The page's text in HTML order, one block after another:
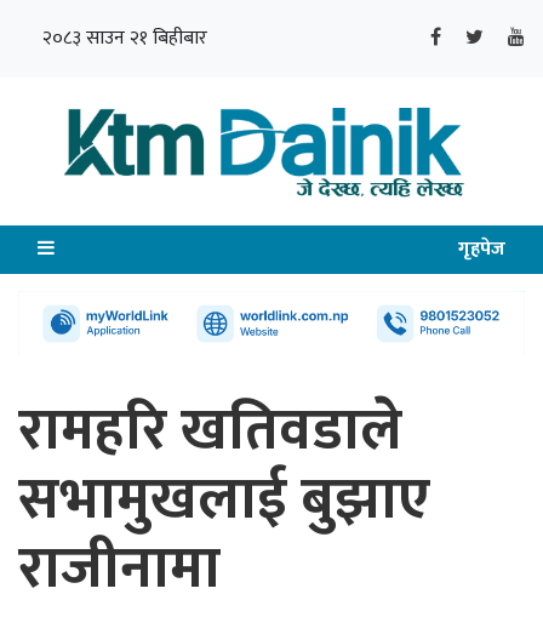
२०८३ साउन २१ बिहीबार
गृहपेज
रामहरि खतिवडाले
सभामुखलाई बुझाए
राजीनामा